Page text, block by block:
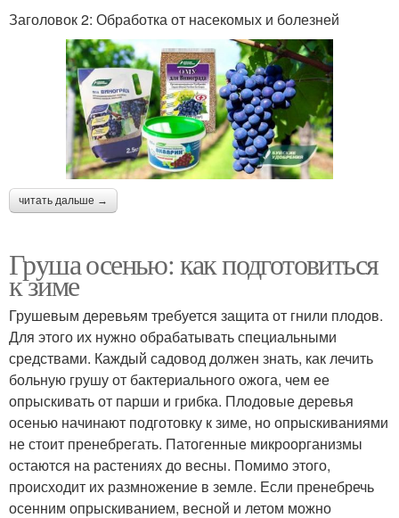
Заголовок 2: Обработка от насекомых и болезней
читать дальше →
Груша осенью: как подготовиться
к зиме
Грушевым деревьям требуется защита от гнили плодов.
Для этого их нужно обрабатывать специальными
средствами. Каждый садовод должен знать, как лечить
больную грушу от бактериального ожога, чем ее
опрыскивать от парши и грибка. Плодовые деревья
осенью начинают подготовку к зиме, но опрыскиваниями
не стоит пренебрегать. Патогенные микроорганизмы
остаются на растениях до весны. Помимо этого,
происходит их размножение в земле. Если пренебречь
осенним опрыскиванием, весной и летом можно